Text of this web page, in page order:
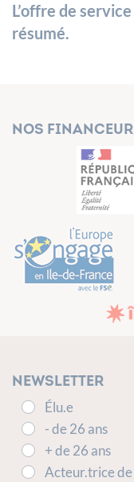
L’offre de
résumé.
Nos
Newsletter
Élu.e
- de 26 ans
+ de 26 ans
Acteur.trice